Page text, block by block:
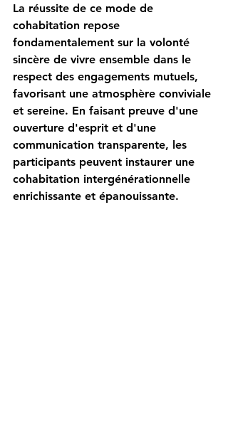
La réussite de ce mode de
cohabitation repose
fondamentalement sur la volonté
sincère de vivre ensemble dans le
respect des engagements mutuels,
favorisant une atmosphère conviviale
et sereine. En faisant preuve d'une
ouverture d'esprit et d'une
communication transparente, les
participants peuvent instaurer une
cohabitation intergénérationnelle
enrichissante et épanouissante.